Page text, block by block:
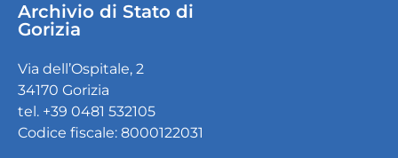
Archivio di Stato di
Gorizia
Via dell’Ospitale, 2
34170 Gorizia
tel. +39 0481 532105
Codice fiscale: 8000122031